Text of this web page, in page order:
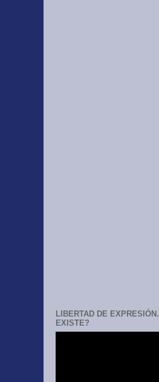
LIBERTAD DE EXPRESIÓN.
EXISTE?